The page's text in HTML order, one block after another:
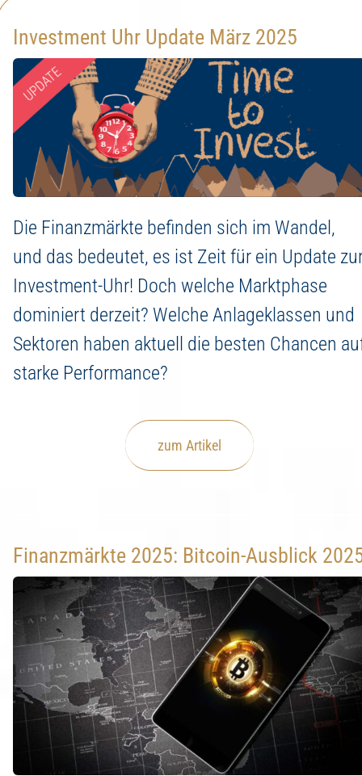
Investment Uhr Update März 2025
Die Finanzmärkte befinden sich im Wandel,
und das bedeutet, es ist Zeit für ein Update
Investment-Uhr! Doch welche Marktphase
dominiert derzeit? Welche Anlageklassen und
Sektoren haben aktuell die besten Chancen
starke Performance?
zum Artikel
Finanzmärkte 2025: Bitcoin-Ausblick